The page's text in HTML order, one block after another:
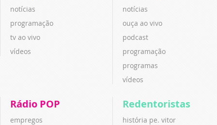
notícias
programação
tv ao vivo
vídeos
notícias
ouça ao vivo
podcast
programação
programas
vídeos
Rádio POP
empregos
Redentoristas
história pe. vitor